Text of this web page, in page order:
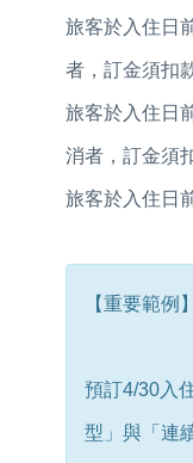
旅客於入住日
者，訂金須扣
旅客於入住日
消者，訂金須
旅客於入住日
【重要範例】
預訂4/30入
型」與「連